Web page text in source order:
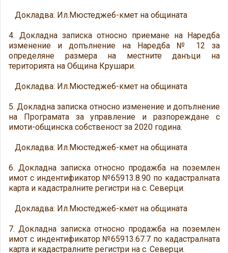
Докладва: Ил.Мюстеджеб-кмет на общината
4. Докладна записка относно приемане на Наредба
изменение и допълнение на Наредба № 12 за
определяне размера на местните данъци на
територията на Община Крушари.
Докладва: Ил.Мюстеджеб-кмет на общината
5. Докладна записка относно изменение и допълнение
на Програмата за управление и разпореждане с
имоти-общинска собственост за 2020 година.
Докладва: Ил.Мюстеджеб-кмет на общината
6. Докладна записка относно продажба на поземлен
имот с индентификатор №65913.8.90 по кадастралната
карта и кадастралните регистри на с. Северци.
Докладва: Ил.Мюстеджеб-кмет на общината
7. Докладна записка относно продажба на поземлен
имот с индентификатор №65913.67.7 по кадастралната
карта и кадастралните регистри на с. Северци.